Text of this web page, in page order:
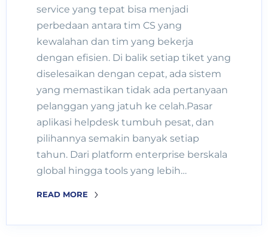
service yang tepat bisa menjadi
perbedaan antara tim CS yang
kewalahan dan tim yang bekerja
dengan efisien. Di balik setiap tiket yang
diselesaikan dengan cepat, ada sistem
yang memastikan tidak ada pertanyaan
pelanggan yang jatuh ke celah.Pasar
aplikasi helpdesk tumbuh pesat, dan
pilihannya semakin banyak setiap
tahun. Dari platform enterprise berskala
global hingga tools yang lebih…
READ MORE